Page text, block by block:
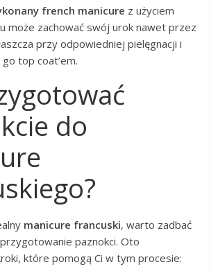
french manicure z użyciem
może zachować swój urok nawet przez
przy odpowiedniej pielęgnacji i
top coat’em.
do
manicure francuski, warto zadbać
paznokci. Oto
które pomogą Ci w tym procesie: